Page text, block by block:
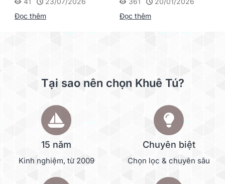
Supvan G15M Pro
Đọc thêm
Đọc thêm
Tại sao nên chọn Khuê Tú?
15 năm
Kinh nghiệm, từ 2009
Chuyên biệt
Chọn lọc & chuyên sâu